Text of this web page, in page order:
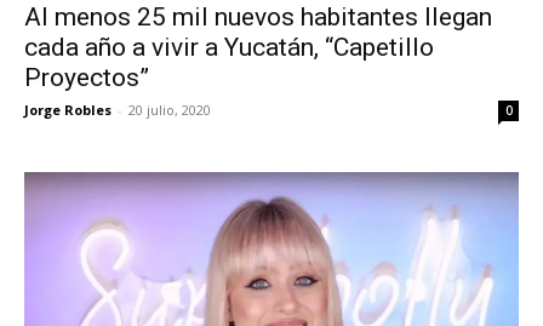
Al menos 25 mil nuevos habitantes llegan
cada año a vivir a Yucatán, “Capetillo
Proyectos”
Jorge Robles - 20 julio, 2020 0